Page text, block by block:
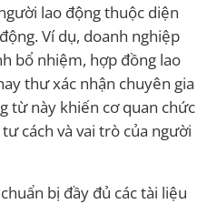
lao động thuộc diện
Ví dụ, doanh nghiệp
bổ nhiệm, hợp đồng lao
thư xác nhận chuyên gia
từ này khiến cơ quan chức
cách và vai trò của người
bị đầy đủ các tài liệu